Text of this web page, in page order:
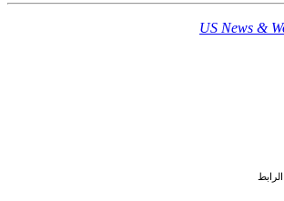
US News &